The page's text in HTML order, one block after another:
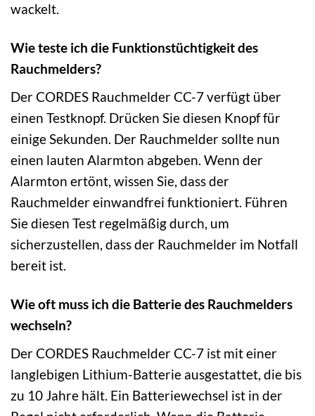
wackelt.
Wie teste ich die Funktionstüchtigkeit des
Rauchmelders?
Der CORDES Rauchmelder CC-7 verfügt über
einen Testknopf. Drücken Sie diesen Knopf für
einige Sekunden. Der Rauchmelder sollte nun
einen lauten Alarmton abgeben. Wenn der
Alarmton ertönt, wissen Sie, dass der
Rauchmelder einwandfrei funktioniert. Führen
Sie diesen Test regelmäßig durch, um
sicherzustellen, dass der Rauchmelder im Notfall
bereit ist.
Wie oft muss ich die Batterie des Rauchmelders
wechseln?
Der CORDES Rauchmelder CC-7 ist mit einer
langlebigen Lithium-Batterie ausgestattet, die bis
zu 10 Jahre hält. Ein Batteriewechsel ist in der